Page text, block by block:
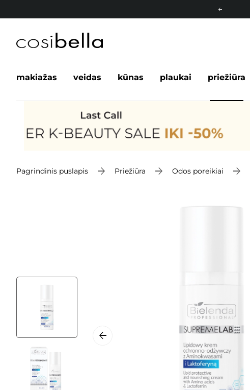
makiažas veidas kūnas plaukai priežiūra
Pagrindinis puslapis Priežiūra Odos poreikiai